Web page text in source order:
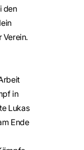
den
Verein.
in
Lukas
Ende